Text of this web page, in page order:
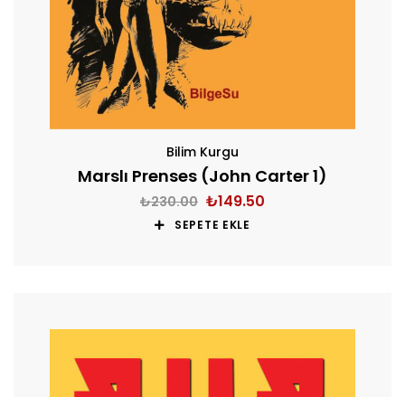
Bilim Kurgu
Marslı Prenses (John Carter 1)
₺230.00 ₺149.50
SEPETE EKLE